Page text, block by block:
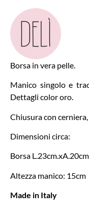
Borsa in vera pelle.
Manico singolo e
Dettagli color oro.
Chiusura con
Dimensioni circa:
Borsa
Altezza manico: 15cm
Made in Italy